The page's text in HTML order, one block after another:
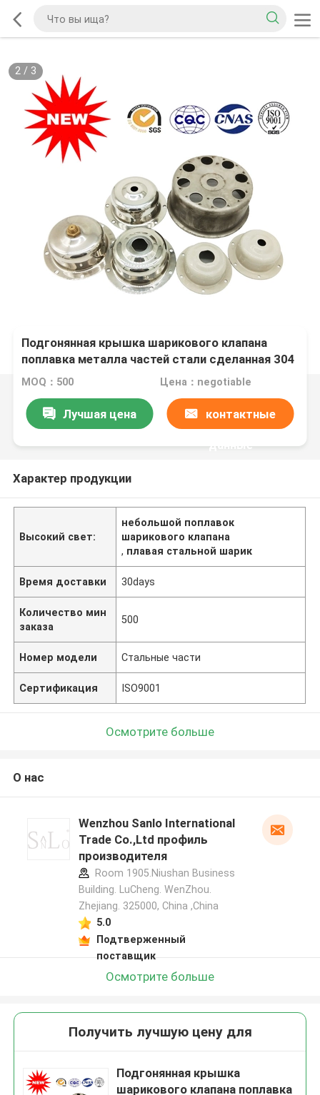
2/ 3
Подгонянная крышка шарикового клапана
поплавка металла частей стали сделанная 304
/316L
MOQ：500 Цена：negotiable
Лучшая цена контактные
данные
Характер продукции
Высокий свет:
небольшой поплавок
шарикового клапана
, плавая стальной шарик
Время доставки 30days
Количество мин
заказа
500
Номер модели Стальные части
Сертификация ISO9001
Осмотрите больше
О нас
Wenzhou Sanlo International
Trade Co.,Ltd профиль
производителя
Room 1905.Niushan Business
Building. LuCheng. WenZhou.
Zhejiang. 325000, China ,China
5.0
Подтверженный
поставщик
Осмотрите больше
Получить лучшую цену для
Подгонянная крышка
шарикового клапана поплавка